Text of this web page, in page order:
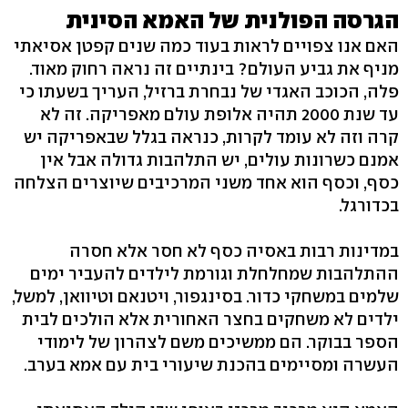
הגרסה הפולנית של האמא הסינית
האם אנו צפויים לראות בעוד כמה שנים קפטן אסיאתי
מניף את גביע העולם? בינתיים זה נראה רחוק מאוד.
פלה, הכוכב האגדי של נבחרת ברזיל, העריך בשעתו כי
עד שנת 2000 תהיה אלופת עולם מאפריקה. זה לא
קרה וזה לא עומד לקרות, כנראה בגלל שבאפריקה יש
אמנם כשרונות עולים, יש התלהבות גדולה אבל אין
כסף, וכסף הוא אחד משני המרכיבים שיוצרים הצלחה
בכדורגל.
במדינות רבות באסיה כסף לא חסר אלא חסרה
ההתלהבות שמחלחלת וגורמת לילדים להעביר ימים
שלמים במשחקי כדור. בסינגפור, ויטנאם וטיוואן, למשל,
ילדים לא משחקים בחצר האחורית אלא הולכים לבית
הספר בבוקר. הם ממשיכים משם לצהרון של לימודי
העשרה ומסיימים בהכנת שיעורי בית עם אמא בערב.